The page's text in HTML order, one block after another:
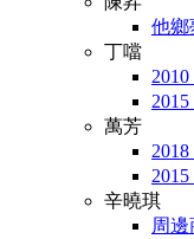
他鄉
丁噹
萬芳
辛曉琪
周邊